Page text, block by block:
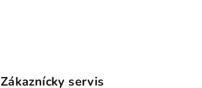
Zákaznícky servis